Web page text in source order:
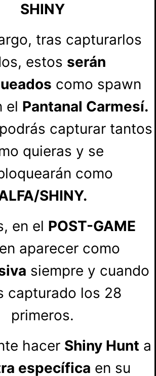
SHINY
tras capturarlos
estos serán
como spawn
el Pantanal Carmesí.
capturar tantos
quieras y se
como
SHINY.
en el POST-GAME
aparecer como
siempre y cuando
capturado los 28
primeros.
hacer Shiny Hunt a
específica en su